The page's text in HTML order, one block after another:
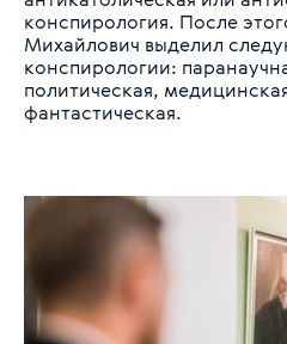
конспирология. После
Михайлович выделил
конспирологии:
политическая,
фантастическая.